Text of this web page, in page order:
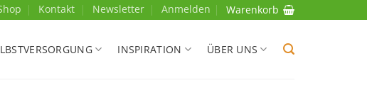
Kontakt Newsletter Anmelden Warenkorb
INSPIRATION ÜBER UNS